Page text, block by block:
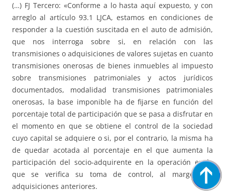
(…) FJ Tercero: «Conforme a lo hasta aquí expuesto, y con
arreglo al artículo 93.1 LJCA, estamos en condiciones de
responder a la cuestión suscitada en el auto de admisión,
que nos interroga sobre si, en relación con las
transmisiones o adquisiciones de valores sujetas en cuanto
transmisiones onerosas de bienes inmuebles al impuesto
sobre transmisiones patrimoniales y actos jurídicos
documentados, modalidad transmisiones patrimoniales
onerosas, la base imponible ha de fijarse en función del
porcentaje total de participación que se pasa a disfrutar en
el momento en que se obtiene el control de la sociedad
cuyo capital se adquiere o si, por el contrario, la misma ha
de quedar acotada al porcentaje en el que aumenta la
participación del socio-adquirente en la operación en la
que se verifica su toma de control, al margen de
adquisiciones anteriores.